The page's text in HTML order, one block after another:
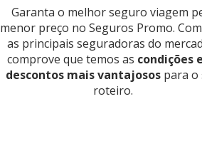
Garanta o melhor seguro viagem
menor preço no Seguros Promo.
as principais seguradoras do
comprove que temos as condições
descontos mais vantajosos para o
roteiro.